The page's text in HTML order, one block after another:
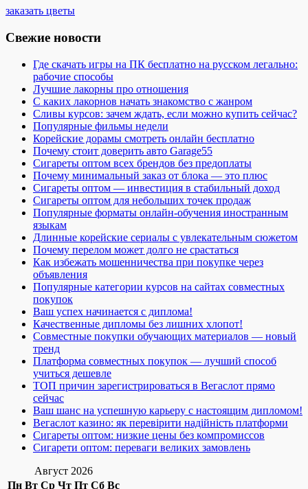
заказать цветы
Свежие новости
Где скачать игры на ПК бесплатно на русском легально:
рабочие способы
Лучшие лакорны про отношения
С каких лакорнов начать знакомство с жанром
Сливы курсов: зачем ждать, если можно купить сейчас?
Популярные фильмы недели
Корейские дорамы смотреть онлайн бесплатно
Почему стоит доверить авто Garage55
Сигареты оптом всех брендов без предоплаты
Почему минимальный заказ от блока — это плюс
Сигареты оптом — инвестиция в стабильный доход
Сигареты оптом для небольших точек продаж
Популярные форматы онлайн-обучения иностранным
языкам
Длинные корейские сериалы с увлекательным сюжетом
Почему перелом может долго не срастаться
Как избежать мошенничества при покупке через
объявления
Популярные категории курсов на сайтах совместных
покупок
Ваш успех начинается с диплома!
Качественные дипломы без лишних хлопот!
Совместные покупки обучающих материалов — новый
тренд
Платформа совместных покупок — лучший способ
учиться дешевле
ТОП причин зарегистрироваться в Вегаслот прямо
сейчас
Ваш шанс на успешную карьеру с настоящим дипломом!
Вегаслот казино: як перевірити надійність платформи
Сигареты оптом: низкие цены без компромиссов
Сигарети оптом: переваги великих замовлень
Август 2026
Пн Вт Ср Чт Пт Сб Вс